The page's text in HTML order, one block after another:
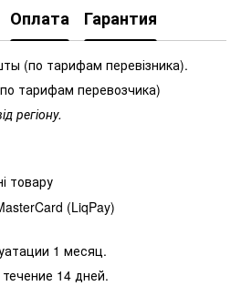
Оплата Гарантия
(по тарифам перевізника).
тарифам перевозчика)
регіону.
товару
(LiqPay)
1 месяц.
14 дней.